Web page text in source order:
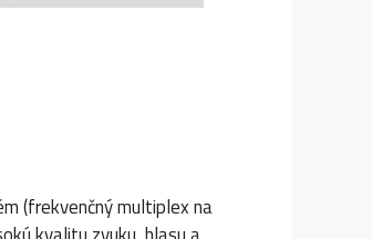
(frekvenčný multiplex na